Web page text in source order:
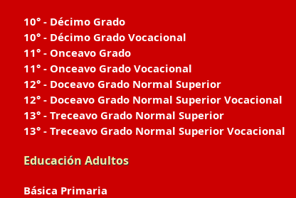
10° - Décimo Grado
10° - Décimo Grado Vocacional
11° - Onceavo Grado
11° - Onceavo Grado Vocacional
12° - Doceavo Grado Normal Superior
12° - Doceavo Grado Normal Superior Vocacional
13° - Treceavo Grado Normal Superior
13° - Treceavo Grado Normal Superior Vocacional
Educación Adultos
Básica Primaria